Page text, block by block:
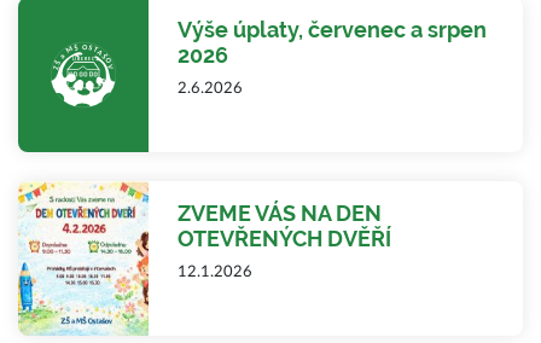
Výše úplaty, červenec a srpen
2026
2.6.2026
ZVEME VÁS NA DEN
OTEVŘENÝCH DVĚŘÍ
12.1.2026